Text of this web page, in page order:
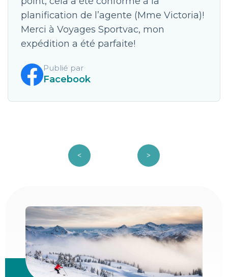
planification de l’agente (Mme Victoria)!
Merci à Voyages Sportvac, mon
expédition a été parfaite!
Publié par
Facebook